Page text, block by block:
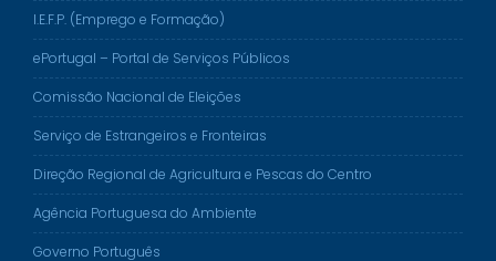
I.E.F.P. (Emprego e Formação)
ePortugal – Portal de Serviços Públicos
Comissão Nacional de Eleições
Serviço de Estrangeiros e Fronteiras
Direção Regional de Agricultura e Pescas do Centro
Agência Portuguesa do Ambiente
Governo Português